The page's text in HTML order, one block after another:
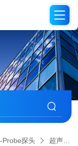
Probe探头 超声波发射器